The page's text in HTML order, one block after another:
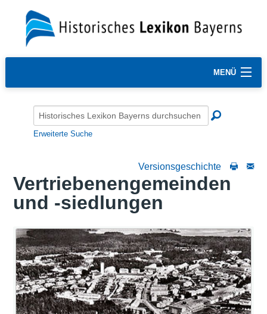
MENÜ
Erweiterte Suche
Versionsgeschichte
Vertriebenengemeinden
und -siedlungen